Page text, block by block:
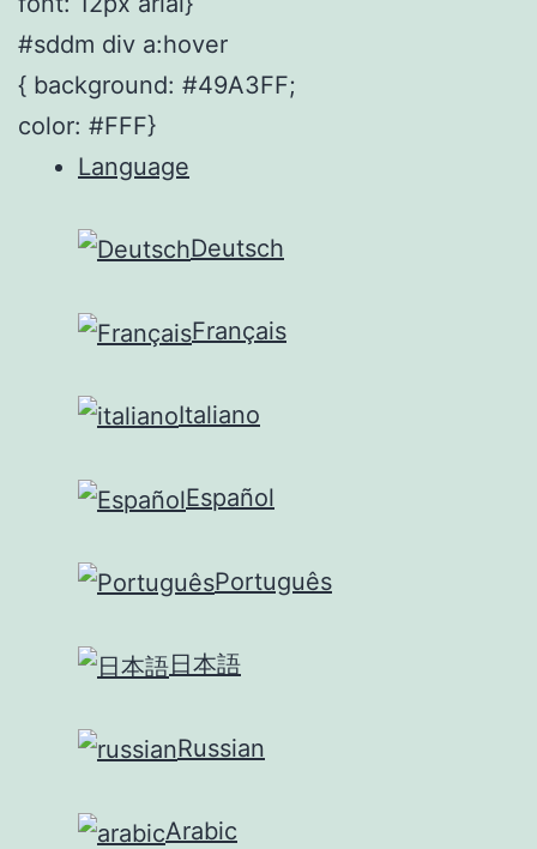
#sddm div a:hover
{ background: #49A3FF;
color: #FFF}
Language
Deutsch
Français
Italiano
Español
Português
日本語
Russian
Arabic